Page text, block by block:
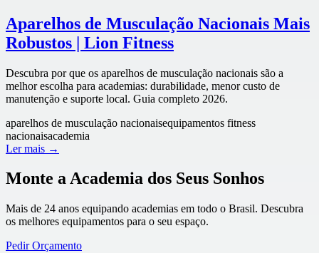
Aparelhos de Musculação Nacionais Mais
Robustos | Lion Fitness
Descubra por que os aparelhos de musculação nacionais são a
melhor escolha para academias: durabilidade, menor custo de
manutenção e suporte local. Guia completo 2026.
aparelhos de musculação nacionaisequipamentos fitness
nacionaisacademia
Ler mais →
Monte a Academia dos Seus Sonhos
Mais de 24 anos equipando academias em todo o Brasil. Descubra
os melhores equipamentos para o seu espaço.
Pedir Orçamento